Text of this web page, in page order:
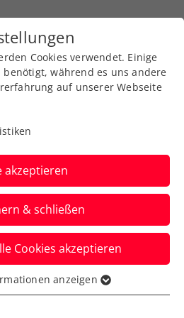
News
Cookies verwendet. Einige
während es uns andere
auf unserer Webseite
akzeptieren
& schließen
Cookies akzeptieren
für grundlegende
anzeigen